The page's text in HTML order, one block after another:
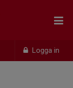
Logga in